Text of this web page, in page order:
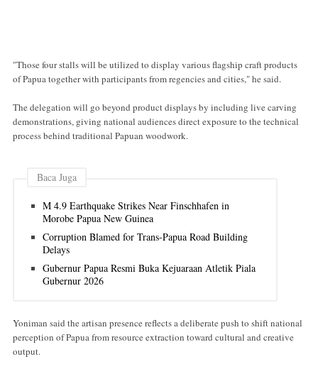
"Those four stalls will be utilized to display various flagship craft products
of Papua together with participants from regencies and cities," he said.
The delegation will go beyond product displays by including live carving
demonstrations, giving national audiences direct exposure to the technical
process behind traditional Papuan woodwork.
Baca Juga
M 4.9 Earthquake Strikes Near Finschhafen in
Morobe Papua New Guinea
Corruption Blamed for Trans-Papua Road Building
Delays
Gubernur Papua Resmi Buka Kejuaraan Atletik Piala
Gubernur 2026
Yoniman said the artisan presence reflects a deliberate push to shift national
perception of Papua from resource extraction toward cultural and creative
output.